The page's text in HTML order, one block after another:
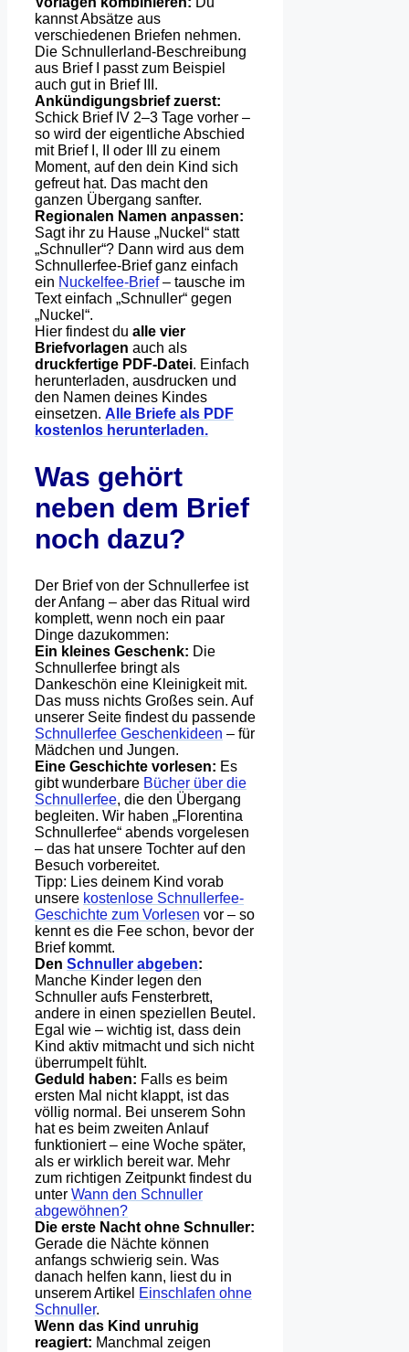
kannst Absätze aus
verschiedenen Briefen nehmen.
Die Schnullerland-Beschreibung
aus Brief I passt zum Beispiel
auch gut in Brief III.
Ankündigungsbrief zuerst:
Schick Brief IV 2–3 Tage vorher –
so wird der eigentliche Abschied
mit Brief I, II oder III zu einem
Moment, auf den dein Kind sich
gefreut hat. Das macht den
ganzen Übergang sanfter.
Regionalen Namen anpassen:
Sagt ihr zu Hause „Nuckel“ statt
„Schnuller“? Dann wird aus dem
Schnullerfee-Brief ganz einfach
ein Nuckelfee-Brief– tausche im
Text einfach „Schnuller“ gegen
„Nuckel“.
Hier findest du alle vier
Briefvorlagen auch als
druckfertige PDF-Datei. Einfach
herunterladen, ausdrucken und
den Namen deines Kindes
einsetzen. Alle Briefe als PDF
kostenlos herunterladen.
Was gehört
neben dem Brief
noch dazu?
Der Brief von der Schnullerfee ist
der Anfang – aber das Ritual wird
komplett, wenn noch ein paar
Dinge dazukommen:
Ein kleines Geschenk: Die
Schnullerfee bringt als
Dankeschön eine Kleinigkeit mit.
Das muss nichts Großes sein. Auf
unserer Seite findest du passende
Schnullerfee Geschenkideen – für
Mädchen und Jungen.
Eine Geschichte vorlesen: Es
gibt wunderbare Bücher über die
Schnullerfee, die den Übergang
begleiten. Wir haben „Florentina
Schnullerfee“ abends vorgelesen
– das hat unsere Tochter auf den
Besuch vorbereitet.
Tipp: Lies deinem Kind vorab
unsere kostenlose Schnullerfee-
Geschichte zum Vorlesen vor – so
kennt es die Fee schon, bevor der
Brief kommt.
Den Schnuller abgeben:
Manche Kinder legen den
Schnuller aufs Fensterbrett,
andere in einen speziellen Beutel.
Egal wie – wichtig ist, dass dein
Kind aktiv mitmacht und sich nicht
überrumpelt fühlt.
Geduld haben: Falls es beim
ersten Mal nicht klappt, ist das
völlig normal. Bei unserem Sohn
hat es beim zweiten Anlauf
funktioniert – eine Woche später,
als er wirklich bereit war. Mehr
zum richtigen Zeitpunkt findest du
unter Wann den Schnuller
abgewöhnen?
Die erste Nacht ohne Schnuller:
Gerade die Nächte können
anfangs schwierig sein. Was
danach helfen kann, liest du in
unserem Artikel Einschlafen ohne
Schnuller.
Wenn das Kind unruhig
reagiert: Manchmal zeigen